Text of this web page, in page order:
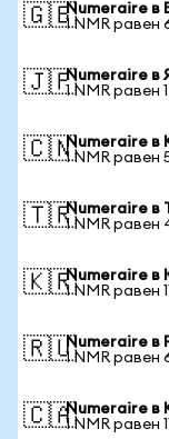
🇬🇧Numeraire в
1 NMR равен
🇯🇵Numeraire в
1 NMR равен
🇨🇳Numeraire в
1 NMR равен
🇹🇷Numeraire в
1 NMR равен
🇰🇷Numeraire в
1 NMR равен
🇷🇺Numeraire в
1 NMR равен
🇨🇦Numeraire в
1 NMR равен